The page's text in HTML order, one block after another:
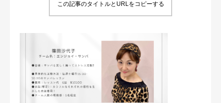
この記事のタイトルとURLをコピーする